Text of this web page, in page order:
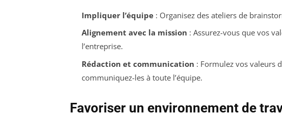
Impliquer l’équipe: Organisez des ateliers de
Alignement avec la mission : Assurez-vous que vos
l’entreprise.
Rédaction et communication : Formulez vos valeurs
communiquez-les à toute l’équipe.
Favoriser un environnement de